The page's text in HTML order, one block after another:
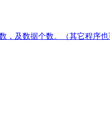
及数据个数。（其它程序